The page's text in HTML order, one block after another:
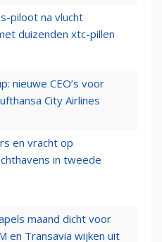
piloot na vlucht
duizenden xtc-pillen
nieuwe CEO’s voor
City Airlines
en vracht op
in tweede
maand dicht voor
en Transavia wijken uit